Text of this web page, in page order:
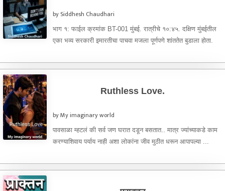
by Siddhesh Chaudhari
भाग १: फाईल क्रमांक BT-001 मुंबई. रात्रीचे १०:४५. दक्षिण मुंबईतील
एका भव्य सरकारी इमारतीचा पाचवा मजला पूर्णपणे शांततेत बुडाला होता.
Ruthless Love.
by My imaginary world
पावसाळा म्हटलं की सर्व जण घरात दडून बसतात.. मात्र ज्यांच्याकडे काम
करण्याशिवाय पर्याय नाही अशा लोकांना जीव मुठीत धरून आपापल्या ...